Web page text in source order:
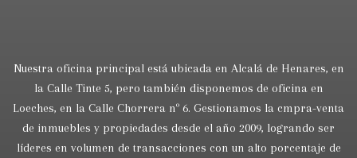
Nuestra oficina principal está ubicada en Alcalá de Henares, en
la Calle Tinte 5, pero también disponemos de oficina en
Loeches, en la Calle Chorrera nº 6. Gestionamos la cmpra-venta
de inmuebles y propiedades desde el año 2009, logrando ser
líderes en volumen de transacciones con un alto porcentaje de